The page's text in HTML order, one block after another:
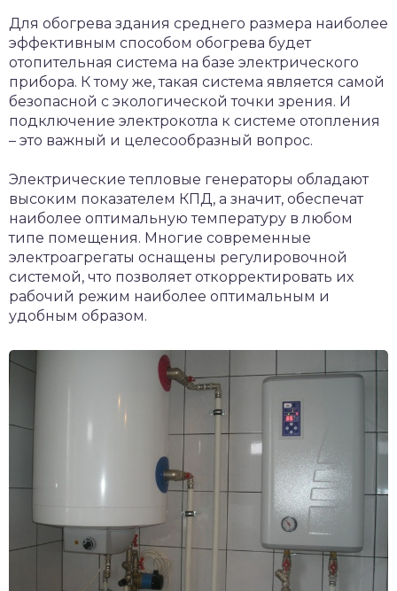
Для обогрева здания среднего размера наиболее
эффективным способом обогрева будет
отопительная система на базе электрического
прибора. К тому же, такая система является самой
безопасной с экологической точки зрения. И
подключение электрокотла к системе отопления
– это важный и целесообразный вопрос.
Электрические тепловые генераторы обладают
высоким показателем КПД, а значит, обеспечат
наиболее оптимальную температуру в любом
типе помещения. Многие современные
электроагрегаты оснащены регулировочной
системой, что позволяет откорректировать их
рабочий режим наиболее оптимальным и
удобным образом.